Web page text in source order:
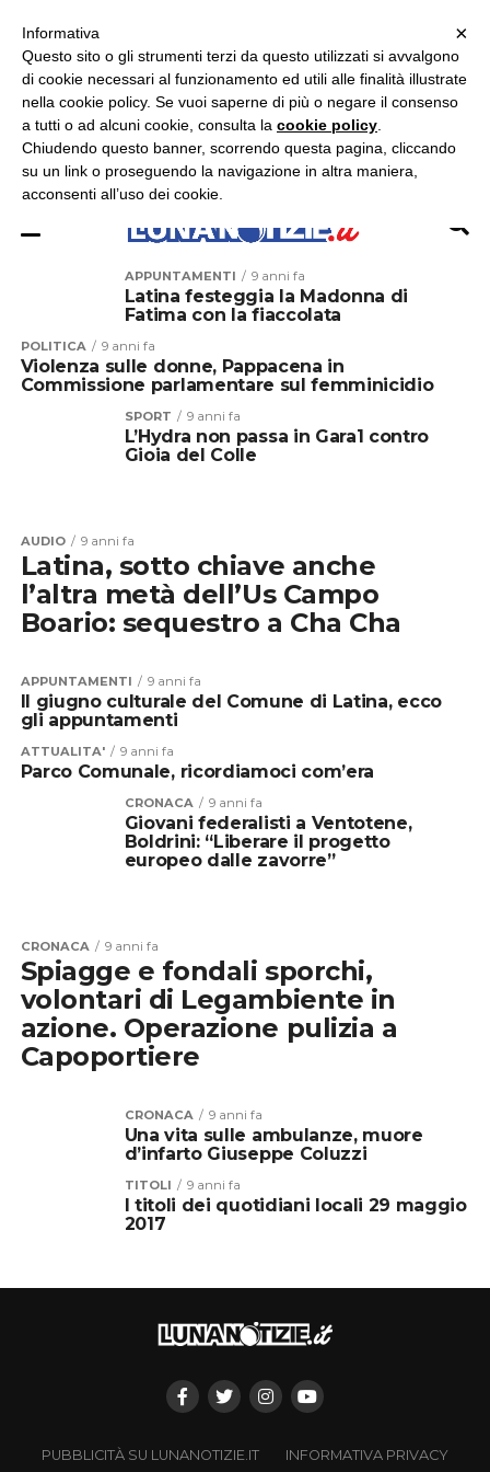
ASCOLTA RADIO LUNA
APPUNTAMENTI 9 anni fa
Latina festeggia la Madonna di
Fatima con la fiaccolata
POLITICA 9 anni fa
Violenza sulle donne, Pappacena in
Commissione parlamentare sul femminicidio
SPORT 9 anni fa
L’Hydra non passa in Gara1 contro
Gioia del Colle
AUDIO 9 anni fa
Latina, sotto chiave anche
l’altra metà dell’Us Campo
Boario: sequestro a Cha Cha
APPUNTAMENTI 9 anni fa
Il giugno culturale del Comune di Latina, ecco
gli appuntamenti
ATTUALITA' 9 anni fa
Parco Comunale, ricordiamoci com’era
CRONACA 9 anni fa
Giovani federalisti a Ventotene,
Boldrini: “Liberare il progetto
europeo dalle zavorre”
CRONACA 9 anni fa
Spiagge e fondali sporchi,
volontari di Legambiente in
azione. Operazione pulizia a
Capoportiere
CRONACA 9 anni fa
Una vita sulle ambulanze, muore
d’infarto Giuseppe Coluzzi
TITOLI 9 anni fa
I titoli dei quotidiani locali 29 maggio
2017
PUBBLICITÀ SU LUNANOTIZIE.IT INFORMATIVA PRIVACY
×
×
Informativa
Questo sito o gli strumenti terzi da questo utilizzati si avvalgono
di cookie necessari al funzionamento ed utili alle finalità illustrate
nella cookie policy. Se vuoi saperne di più o negare il consenso
a tutti o ad alcuni cookie, consulta la cookie policy
Chiudendo questo banner, scorrendo questa pagina, cliccando
su un link o proseguendo la navigazione in altra maniera,
acconsenti all’uso dei cookie.